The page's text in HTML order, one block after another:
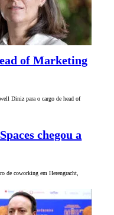
of Marketing
Diniz para o cargo de head of
chegou a
de coworking em Herengracht,